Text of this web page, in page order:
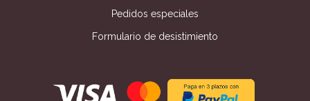
Pedidos especiales
Formulario de desistimiento